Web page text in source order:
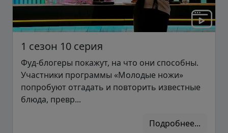
1 сезон 10 серия
Фуд-блогеры покажут, на что они способны.
Участники программы «Молодые ножи»
попробуют отгадать и повторить известные
блюда, превр...
Подробнее...